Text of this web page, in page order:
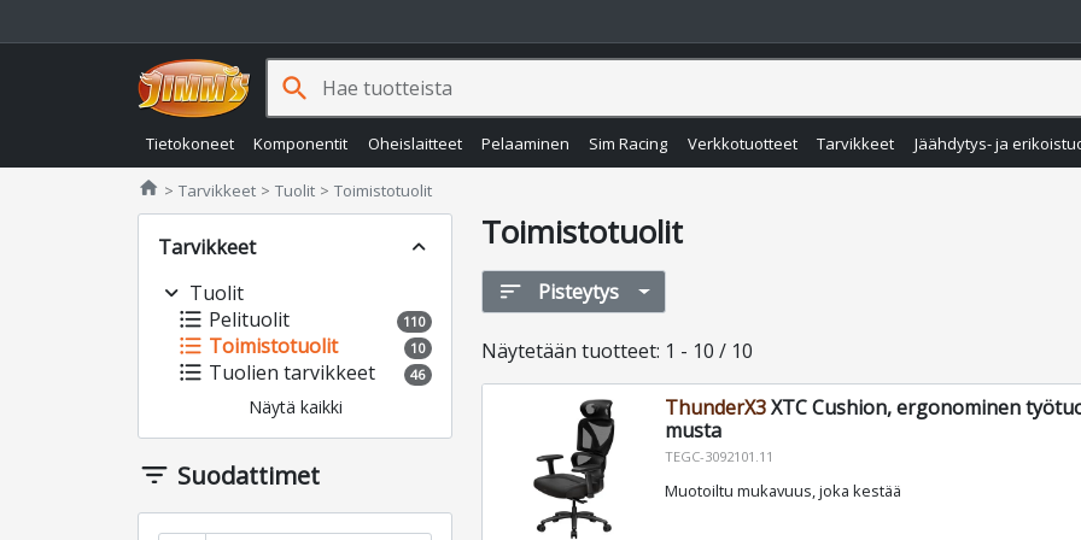
Tietokoneet Komponentit Oheislaitteet Pelaaminen Sim Racing Verkkotuotteet Tarvikkeet Jäähdytys- ja
search
home Jimms.fi
Tarvikkeet Tuolit Toimistotuolit
Tarvikkeet
expand_less
expand_more Tuolit
format_list_bulleted Pelituolit 110
format_list_bulleted Toimistotuolit 10
format_list_bulleted Tuolien tarvikkeet 46
Näytä kaikki
filter_list Suodattimet
Toimistotuolit
sort Pisteytys
Näytetään tuotteet: 1 - 10 / 10
ThunderX3XTC Cushion, ergonominen
musta
TEGC-3092101.11
Muotoiltu mukavuus, joka kestää